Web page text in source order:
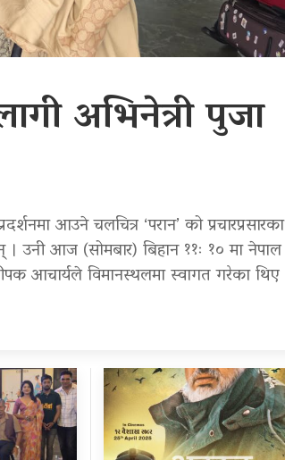
अभिनेत्री पुजा
आउने चलचित्र ‘परान’ को प्रचारप्रसारका
उनी आज (सोमबार) बिहान ११ः १० मा नेपाल
आचार्यले विमानस्थलमा स्वागत गरेका थिए